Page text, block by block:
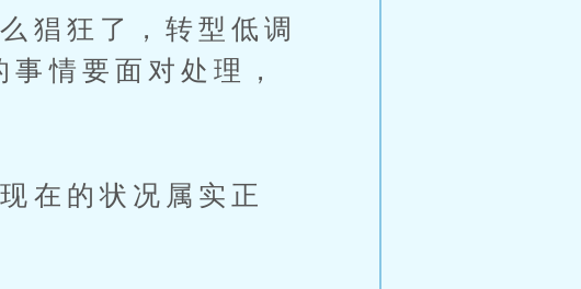
猖狂了，转型低调
情要面对处理，
在的状况属实正